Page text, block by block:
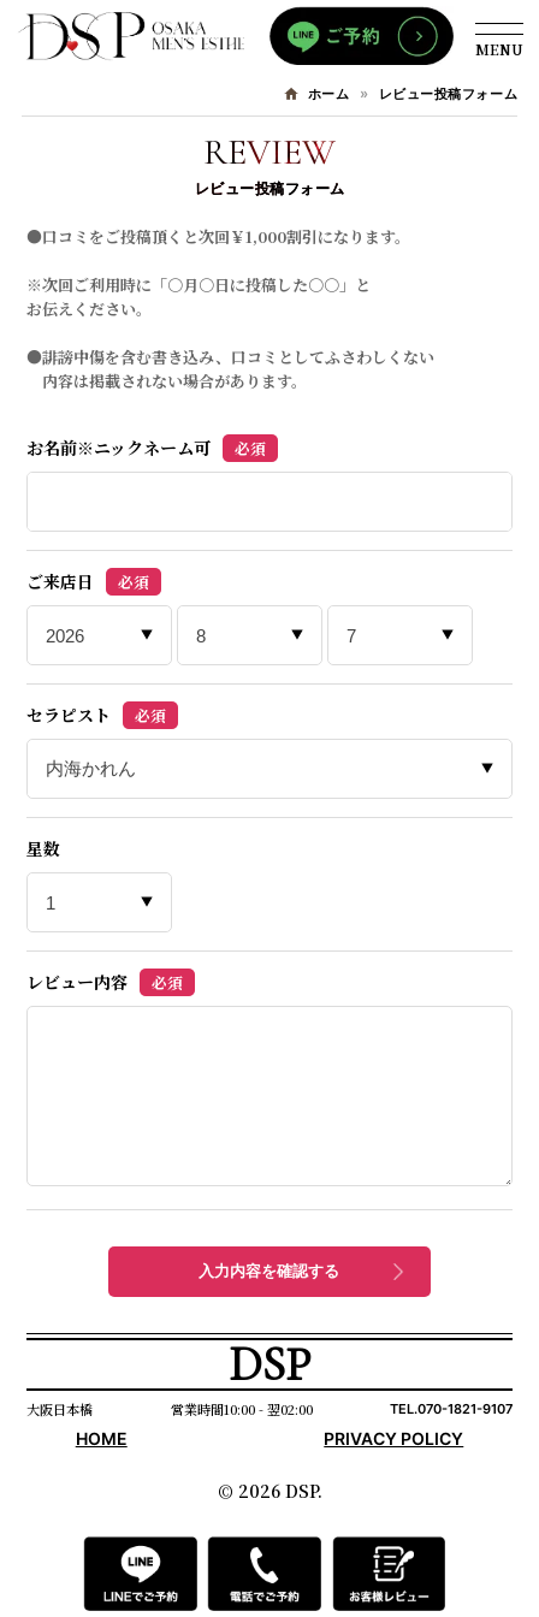
ホーム レビュー投稿フォーム
MENU
REVIEW
レビュー投稿フォーム
●口コミをご投稿頂くと次回￥1,000割引になります。
※次回ご利用時に「○月○日に投稿した○○」と
お伝えください。
●誹謗中傷を含む書き込み、口コミとしてふさわしくない
内容は掲載されない場合があります。
お名前※ニックネーム可 必須
ご来店日 必須
セラピスト 必須
星数
レビュー内容 必須
DSP
大阪日本橋 営業時間10:00 - 翌02:00 TEL.070-1821-9107
HOME PRIVACY POLICY
© 2026 DSP.